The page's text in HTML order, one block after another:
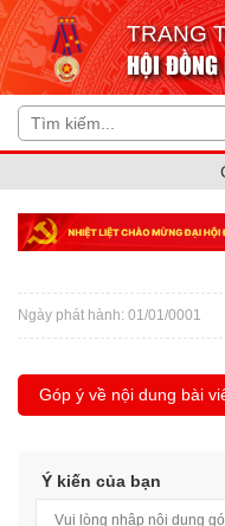
TRANG
HỘI ĐỒNG
Ngày phát hành: 01/01/0001
Góp ý về nội dung bài
Ý kiến của bạn